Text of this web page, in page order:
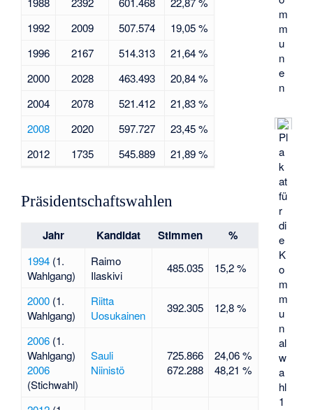
m
m
u
n
e
n
Pl
a
k
at
fü
r
di
e
K
o
m
m
u
n
al
w
a
hl
1
1992
2009 507.574
19,05 %
1996
2167 514.313
21,64 %
2000
2028 463.493
20,84 %
2004
2078 521.412
21,83 %
2008
2020 597.727
23,45 %
2012
1735 545.889 21,89 %
Präsidentschaftswahlen
Jahr Kandidat Stimmen %
1994(1.
Wahlgang)
Raimo
Ilaskivi
485.035 15,2 %
2000(1.
Wahlgang)
Riitta
Uosukainen
392.305 12,8 %
2006(1.
Wahlgang)
2006
(Stichwahl)
Sauli
Niinistö
725.866
672.288
24,06 %
48,21 %